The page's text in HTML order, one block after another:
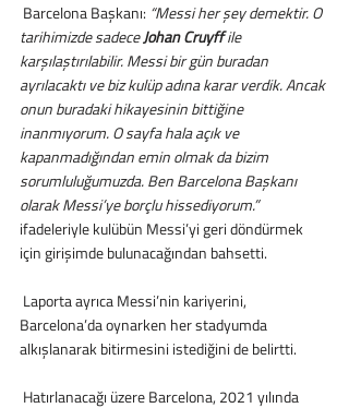
Barcelona Başkanı: “Messi her şey demektir. O
tarihimizde sadece Johan Cruyff ile
karşılaştırılabilir. Messi bir gün buradan
ayrılacaktı ve biz kulüp adına karar verdik. Ancak
onun buradaki hikayesinin bittiğine
inanmıyorum. O sayfa hala açık ve
kapanmadığından emin olmak da bizim
sorumluluğumuzda. Ben Barcelona Başkanı
olarak Messi’ye borçlu hissediyorum.”
ifadeleriyle kulübün Messi’yi geri döndürmek
için girişimde bulunacağından bahsetti.
Barcelona’da oynarken her stadyumda
alkışlanarak bitirmesini istediğini de belirtti.